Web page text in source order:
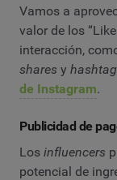
Vamos a
valor de los
interacción,
shares y
de Instagram.
Publicidad de
Los influencers
potencial de